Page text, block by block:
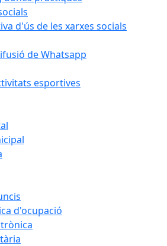
d'ús de les xarxes socials
de Whatsapp
esportives
d'ocupació